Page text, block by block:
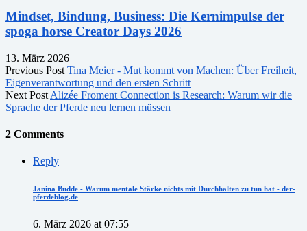
Mindset, Bindung, Business: Die Kernimpulse der
spoga horse Creator Days 2026
13. März 2026
Previous Post Tina Meier - Mut kommt von Machen: Über Freiheit,
Eigenverantwortung und den ersten Schritt
Next Post Alizée Froment Connection is Research: Warum wir die
Sprache der Pferde neu lernen müssen
2 Comments
Reply
Janina Budde - Warum mentale Stärke nichts mit Durchhalten zu tun hat - der-
pferdeblog.de
6. März 2026 at 07:55